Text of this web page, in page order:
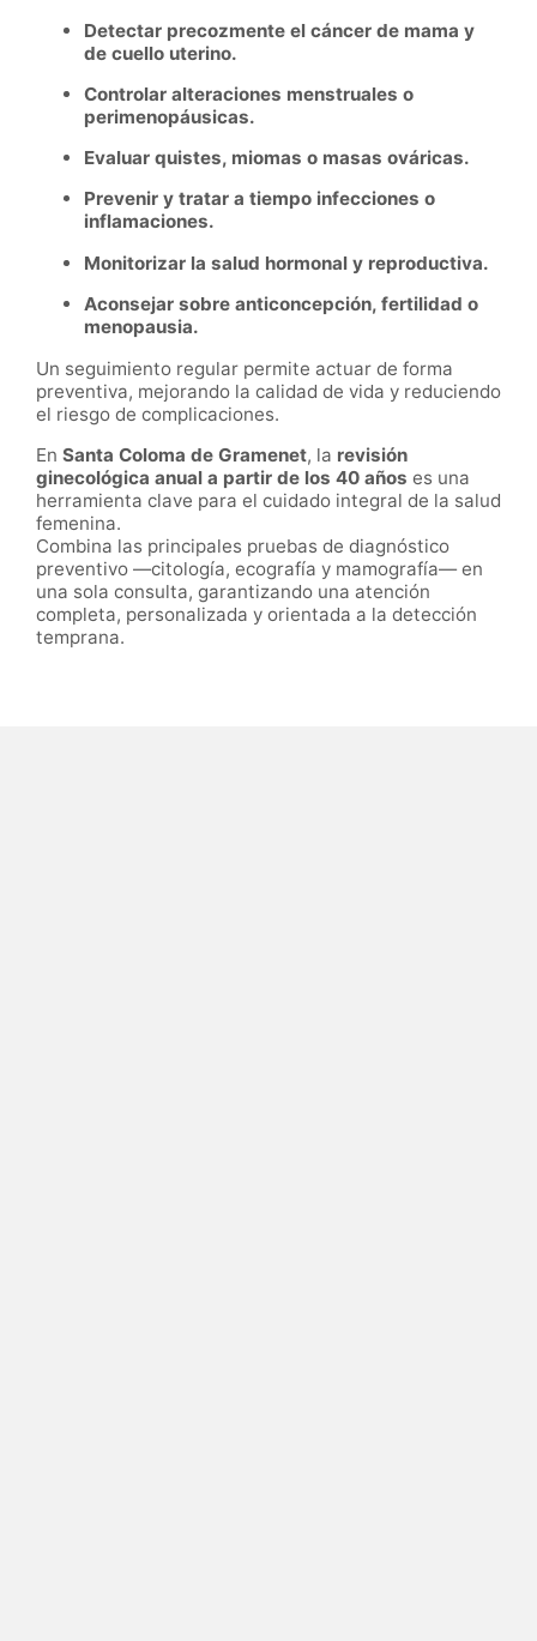
Detectar precozmente el cáncer de mama y
de cuello uterino.
Controlar alteraciones menstruales o
perimenopáusicas.
Evaluar quistes, miomas o masas ováricas.
Prevenir y tratar a tiempo infecciones o
inflamaciones.
Monitorizar la salud hormonal y reproductiva.
Aconsejar sobre anticoncepción, fertilidad o
menopausia.
Un seguimiento regular permite actuar de forma
preventiva, mejorando la calidad de vida y reduciendo
el riesgo de complicaciones.
En Santa Coloma de Gramenet, la revisión
ginecológica anual a partir de los 40 años es una
herramienta clave para el cuidado integral de la salud
femenina.
Combina las principales pruebas de diagnóstico
preventivo —citología, ecografía y mamografía— en
una sola consulta, garantizando una atención
completa, personalizada y orientada a la detección
temprana.